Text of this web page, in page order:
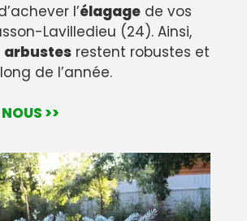
l’élagage de vos
Lavilledieu (24). Ainsi,
arbustes restent robustes et
de l’année.
>>